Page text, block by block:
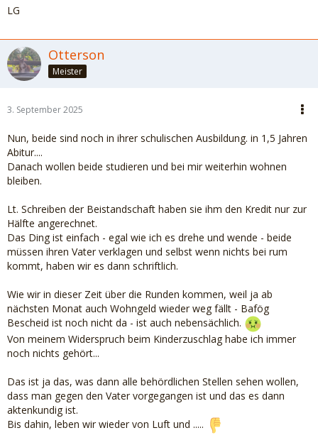
LG
Otterson
Meister
3. September 2025
Nun, beide sind noch in ihrer schulischen Ausbildung. in 1,5 Jahren
Abitur....
Danach wollen beide studieren und bei mir weiterhin wohnen
bleiben.
Lt. Schreiben der Beistandschaft haben sie ihm den Kredit nur zur
Hälfte angerechnet.
Das Ding ist einfach - egal wie ich es drehe und wende - beide
müssen ihren Vater verklagen und selbst wenn nichts bei rum
kommt, haben wir es dann schriftlich.
Wie wir in dieser Zeit über die Runden kommen, weil ja ab
nächsten Monat auch Wohngeld wieder weg fällt - Bafög
Bescheid ist noch nicht da - ist auch nebensächlich.
Von meinem Widerspruch beim Kinderzuschlag habe ich immer
noch nichts gehört...
Das ist ja das, was dann alle behördlichen Stellen sehen wollen,
dass man gegen den Vater vorgegangen ist und das es dann
aktenkundig ist.
Bis dahin, leben wir wieder von Luft und .....